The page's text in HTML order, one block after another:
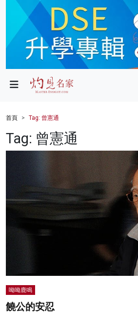
政局
財經
健康
科技
名家榜
關於我們
首頁 Tag: 曾憲通
Tag: 曾憲通
呦呦鹿鳴
饒公的安忍